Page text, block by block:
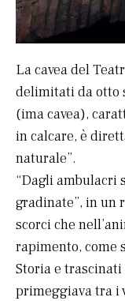
La cavea del
delimitati da otto
(ima cavea),
in calcare, è
naturale”.
“Dagli ambulacri
gradinate”, in un
scorci che
rapimento, come
Storia e
primeggiava tra i